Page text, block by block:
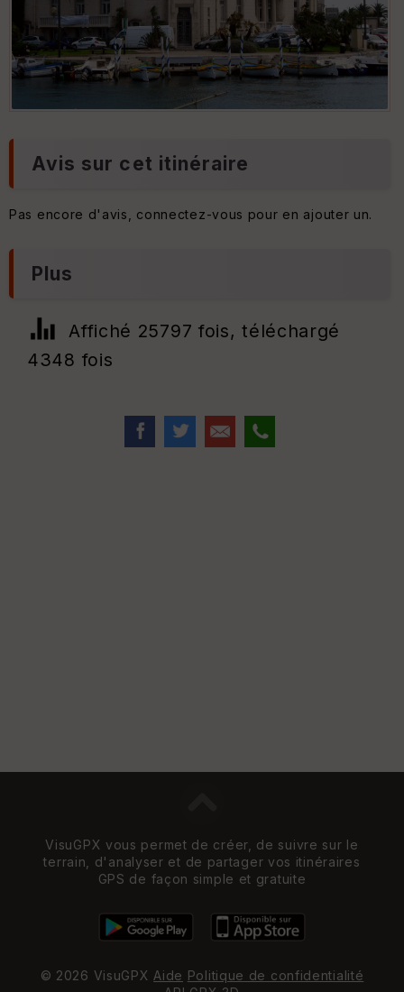
Avis sur cet itinéraire
Pas encore d'avis, connectez-vous pour en ajouter un.
Plus
Affiché 25797 fois, téléchargé
4348 fois
VisuGPX vous permet de créer, de suivre sur le
terrain, d'analyser et de partager vos itinéraires
GPS de façon simple et gratuite
© 2026 VisuGPX Aide Politique de confidentialité